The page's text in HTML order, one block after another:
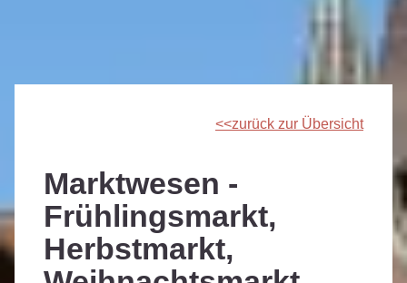
zurück zur Übersicht
Marktwesen -
Frühlingsmarkt,
Herbstmarkt,